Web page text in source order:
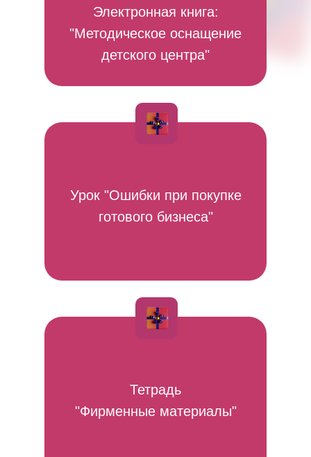
Электронная книга:
"Методическое оснащение
детского центра"
Урок "Ошибки при покупке
готового бизнеса"
Тетрадь
"Фирменные материалы"